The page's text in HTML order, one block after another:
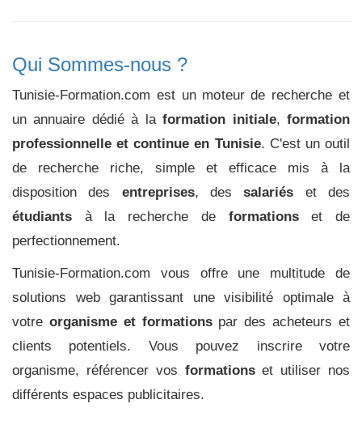
Qui Sommes-nous ?
Tunisie-Formation.com est un moteur de recherche et
un annuaire dédié à laformation initiale,formation
professionnelle et continue en Tunisie. C'est un outil
de recherche riche, simple et efficace mis à la
disposition des entreprises, dessalariés et des
étudiants à la recherche de formationset de
perfectionnement.
Tunisie-Formation.com vous offre une multitude de
solutions web garantissant une visibilité optimale à
votre organisme et formationspar des acheteurs et
clients potentiels. Vous pouvez inscrire votre
organisme, référencer vos formationset utiliser nos
différents espaces publicitaires.